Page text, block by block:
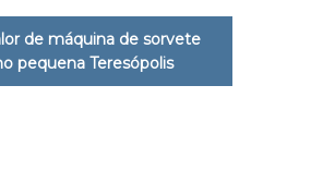
de máquina de sorvete
pequena Teresópolis